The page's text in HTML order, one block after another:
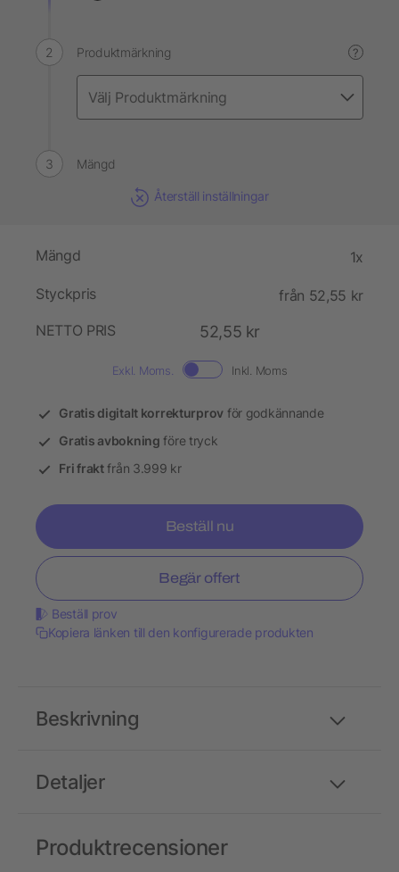
Produktmärkning ?
Mängd
Återställ inställningar
Mängd 1x
Styckpris
från 52,55 kr
NETTO PRIS
52,55 kr
Exkl. Moms. Inkl. Moms
Gratis digitalt korrekturprov för godkännande
Gratis avbokning före tryck
Fri fraktfrån 3.999 kr
Beställ nu
Begär offert
Beställ prov
Kopiera länken till den konfigurerade produkten
Detaljer
Beskrivning
Produktrecensioner